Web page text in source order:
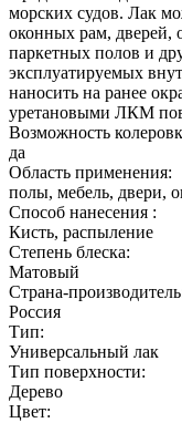
морских судов. Лак
оконных рам, дверей,
паркетных полов и
эксплуатируемых
наносить на ранее
уретановыми ЛКМ
Возможность
да
Область применения:
полы, мебель, двери,
Способ нанесения :
Кисть, распыление
Степень блеска:
Матовый
Страна-
Россия
Тип:
Универсальный лак
Тип поверхности:
Дерево
Цвет: